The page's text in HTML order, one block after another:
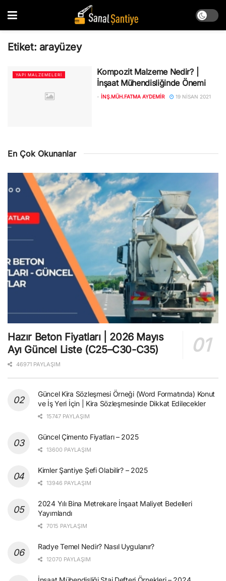
Etiket: arayüzey
YAPI MALZEMELERI
Kompozit Malzeme Nedir? |
İnşaat Mühendisliğinde Önemi
- İNŞ.MÜH.FATMA AYDEMIR 19 NISAN 2021
En Çok Okunanlar
Hazır Beton Fiyatları | 2026 Mayıs
Ayı Güncel Liste (C25–C30-C35)
46971 PAYLAŞIM
Güncel Kira Sözleşmesi Örneği (Word Formatında) Konut
ve İş Yeri İçin | Kira Sözleşmesinde Dikkat Edilecekler
15747 PAYLAŞIM
Güncel Çimento Fiyatları – 2025
13600 PAYLAŞIM
Kimler Şantiye Şefi Olabilir? – 2025
13946 PAYLAŞIM
2024 Yılı Bina Metrekare İnşaat Maliyet Bedelleri
Yayımlandı
7015 PAYLAŞIM
Radye Temel Nedir? Nasıl Uygulanır?
12070 PAYLAŞIM